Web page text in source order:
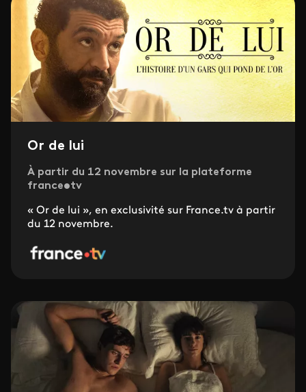
Or de lui
À partir du 12 novembre sur la plateforme
france•tv
« Or de lui », en exclusivité sur France.tv à partir
du 12 novembre.